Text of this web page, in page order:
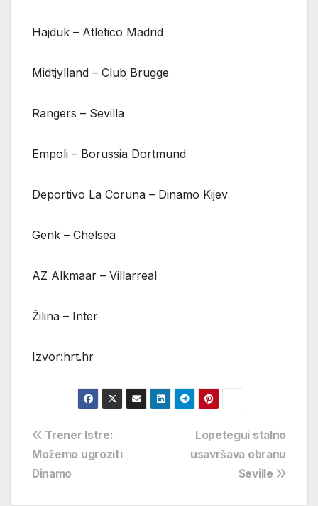
Hajduk – Atletico Madrid
Midtjylland – Club Brugge
Rangers – Sevilla
Empoli – Borussia Dortmund
Deportivo La Coruna – Dinamo Kijev
Genk – Chelsea
AZ Alkmaar – Villarreal
Žilina – Inter
Izvor:hrt.hr
Navigacija
objava
Lopetegui stalno
usavršava obranu
Seville
Trener Istre:
Možemo ugroziti
Dinamo